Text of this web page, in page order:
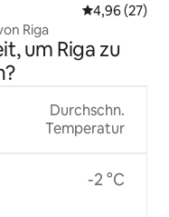
4,96 (27)
Riga
um Riga zu
Durchschn.
Temperatur
-2 °C